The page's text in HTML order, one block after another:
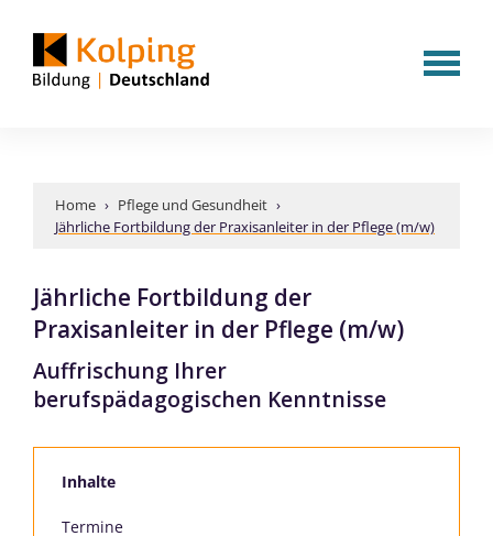
Home › Pflege und Gesundheit ›
Jährliche Fortbildung der Praxisanleiter in der Pflege (m/w)
Jährliche Fortbildung der
Praxisanleiter in der Pflege (m/w)
Auffrischung Ihrer
berufspädagogischen Kenntnisse
Inhalte
Termine